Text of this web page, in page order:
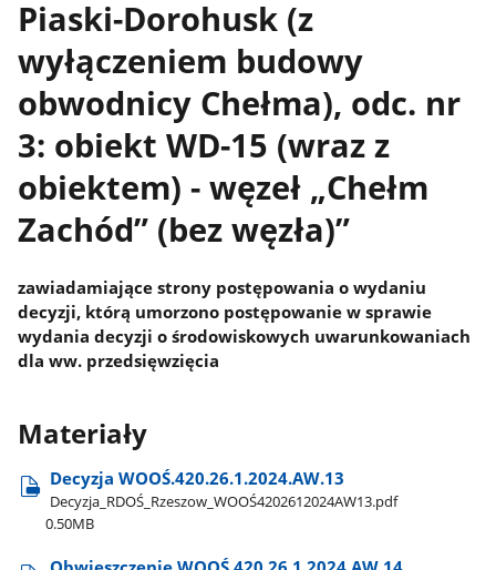
Piaski-Dorohusk (z
wyłączeniem budowy
obwodnicy Chełma), odc. nr
3: obiekt WD-15 (wraz z
obiektem) - węzeł „Chełm
Zachód” (bez węzła)”
zawiadamiające strony postępowania o wydaniu
decyzji, którą umorzono postępowanie w sprawie
wydania decyzji o środowiskowych uwarunkowaniach
dla ww. przedsięwzięcia
Materiały
Decyzja WOOŚ.420.26.1.2024.AW.13
Decyzja​_RDOŚ​_Rzeszow​_WOOŚ4202612024AW13.pdf
0.50MB